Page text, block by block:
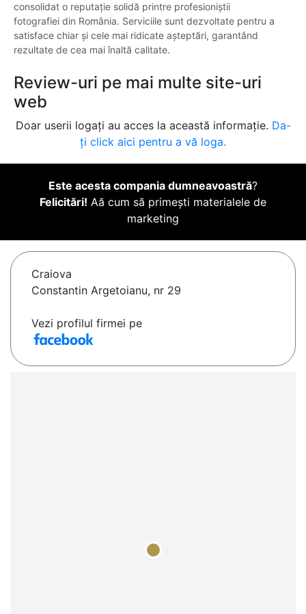
consolidat o reputație solidă printre profesioniștii
fotografiei din România. Serviciile sunt dezvoltate pentru a
satisface chiar și cele mai ridicate așteptări, garantând
rezultate de cea mai înaltă calitate.
Review-uri pe mai multe site-uri
web
Doar userii logați au acces la această informație. Da-
ți click aici pentru a vă loga.
Este acesta compania dumneavoastră?
Felicitări! Aă cum să primești materialele de
marketing
Craiova
Constantin Argetoianu, nr 29
Vezi profilul firmei pe